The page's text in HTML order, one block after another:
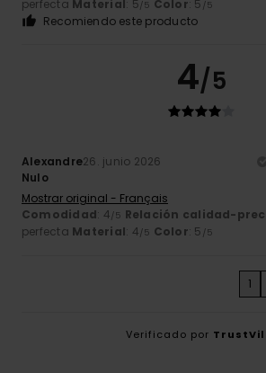
perfecta Material: 5/5 Color: 5 /5
Recomiendo este producto
4/5
Alexandre26. junio 2026
Nulo
Mostrar original - Français
Comodidad: 4/5 Relación calidad-
perfecta Material: 4/5 Color: 5 /5
1
Verificado por